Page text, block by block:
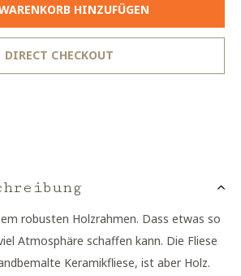
HINZUFÜGEN
DIRECT CHECKOUT
robusten Holzrahmen. Dass etwas so
Atmosphäre schaffen kann. Die Fliese
Keramikfliese, ist aber Holz.